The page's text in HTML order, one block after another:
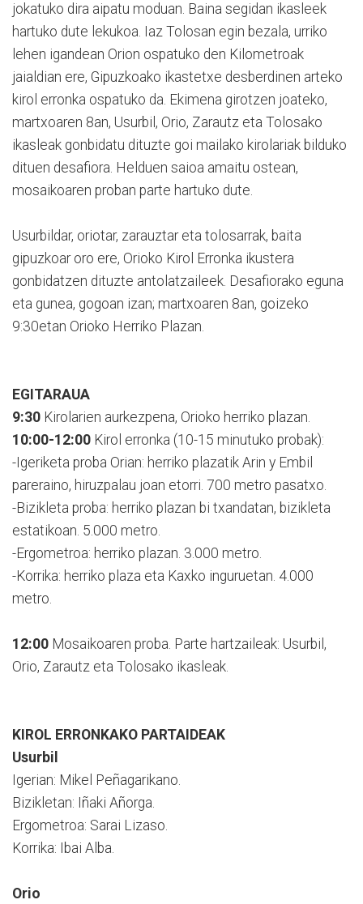
jokatuko dira aipatu moduan. Baina segidan ikasleek
hartuko dute lekukoa. Iaz Tolosan egin bezala, urriko
lehen igandean Orion ospatuko den Kilometroak
jaialdian ere, Gipuzkoako ikastetxe desberdinen arteko
kirol erronka ospatuko da. Ekimena girotzen joateko,
martxoaren 8an, Usurbil, Orio, Zarautz eta Tolosako
ikasleak gonbidatu dituzte goi mailako kirolariak bilduko
dituen desafiora. Helduen saioa amaitu ostean,
mosaikoaren proban parte hartuko dute.
Usurbildar, oriotar, zarauztar eta tolosarrak, baita
gipuzkoar oro ere, Orioko Kirol Erronka ikustera
gonbidatzen dituzte antolatzaileek. Desafiorako eguna
eta gunea, gogoan izan; martxoaren 8an, goizeko
9:30etan Orioko Herriko Plazan.
EGITARAUA
9:30 Kirolarien aurkezpena, Orioko herriko plazan.
10:00-12:00 Kirol erronka (10-15 minutuko probak):
-Igeriketa proba Orian: herriko plazatik Arin y Embil
pareraino, hiruzpalau joan etorri. 700 metro pasatxo.
-Bizikleta proba: herriko plazan bi txandatan, bizikleta
estatikoan. 5.000 metro.
-Ergometroa: herriko plazan. 3.000 metro.
-Korrika: herriko plaza eta Kaxko inguruetan. 4.000
metro.
12:00 Mosaikoaren proba. Parte hartzaileak: Usurbil,
Orio, Zarautz eta Tolosako ikasleak.
KIROL ERRONKAKO PARTAIDEAK
Usurbil
Igerian: Mikel Peñagarikano.
Bizikletan: Iñaki Añorga.
Ergometroa: Sarai Lizaso.
Korrika: Ibai Alba.
Orio